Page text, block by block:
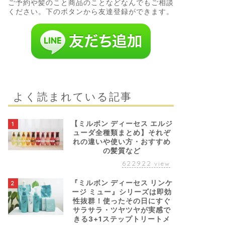
ご予約や髪のこと商品のことなどなんでもご相談
ください。下のボタンから友達登録ができます。
よく読まれている記事
1
【ミルボン ディーセス エルジ
ューダ全種類まとめ】それぞ
れの違いや使い方・おすすめ
の髪質など
622922 view
2
『ミルボン ディーセス リンケ
ージ ミュー』シリーズは即効
性抜群！使ったその日にすぐ
サラサラ・ツヤツヤが実感で
きる3+1ステップトリートメ